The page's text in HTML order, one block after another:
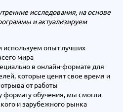
исследования, на основе
и актуализируем
используем опыт лучших
мира
в онлайн-формате для
которые ценят свое время и
от работы
формату обучения, мы смогли
и зарубежного рынка